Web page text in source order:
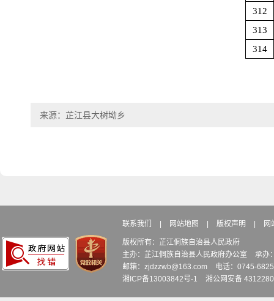
312
313
314
来源：芷江县大树坳乡
联系我们 网站地图 版权声明 网
版权所有：芷江侗族自治县人民政府
主办：芷江侗族自治县人民政府办公室
承办
邮箱：zjdzzwb@163.com
电话：0745-
湘ICP备13003842号-1
湘公网安备